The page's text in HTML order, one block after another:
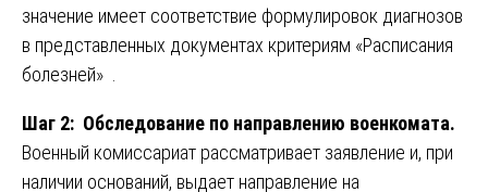
значение имеет соответствие формулировок диагнозов
в представленных документах критериям «Расписания
болезней» .
Шаг 2: Обследование по направлению военкомата.
Военный комиссариат рассматривает заявление и, при
наличии оснований, выдает направление на